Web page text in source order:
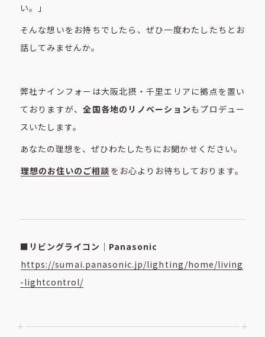
い。」
そんな想いをお持ちでしたら、ぜひ一度わたしたちとお
話してみませんか。
弊社ナインフォーは大阪北摂・千里エリアに拠点を置い
ておりますが、全国各地のリノベーションもプロデュー
スいたします。
あなたの理想を、ぜひわたしたちにお聞かせください。
理想のお住いのご相談 をお心よりお待ちしております。
■リビングライコン｜Panasonic
https://sumai.panasonic.jp/lighting/home/living
-lightcontrol/